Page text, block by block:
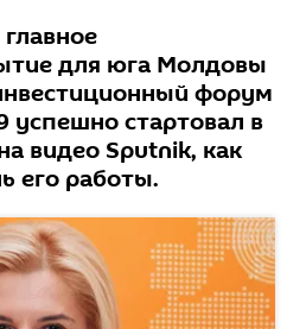
для юга Молдовы
форум
успешно стартовал в
видео Sputnik, как
его работы.